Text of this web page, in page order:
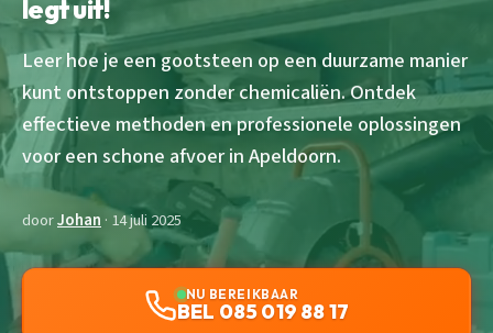
legt uit!
Leer hoe je een gootsteen op een duurzame manier
kunt ontstoppen zonder chemicaliën. Ontdek
effectieve methoden en professionele oplossingen
voor een schone afvoer in Apeldoorn.
doorJohan · 14 juli 2025
NU BEREIKBAAR
BEL 085 019 88 17